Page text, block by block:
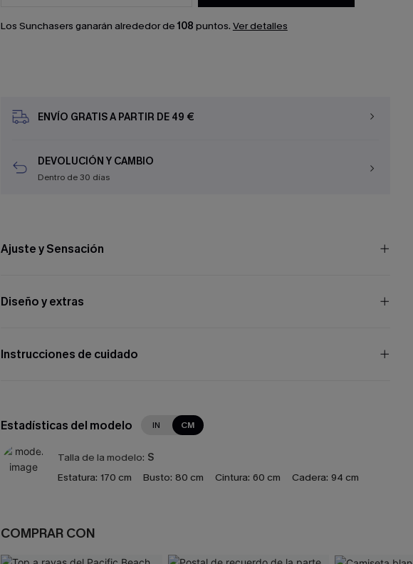
Los Sunchasers ganarán alrededor de 108 puntos. Ver detalles
ENVÍO GRATIS A PARTIR DE 49 €
DEVOLUCIÓN Y CAMBIO
Dentro de 30 días
Ajuste y Sensación
Diseño y extras
Instrucciones de cuidado
Estadísticas del modelo IN CM
Talla de la modelo: S
Estatura: 170 cm Busto: 80 cm Cintura: 60 cm Cadera: 94 cm
COMPRAR CON